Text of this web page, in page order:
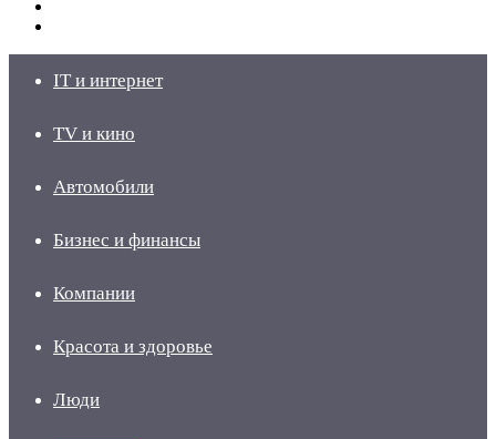
IT и интернет
TV и кино
Автомобили
Бизнес и финансы
Компании
Красота и здоровье
Люди